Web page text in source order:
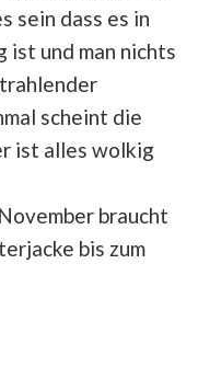
sein dass es in
ist und man nichts
scheint die
ist alles wolkig
braucht
bis zum